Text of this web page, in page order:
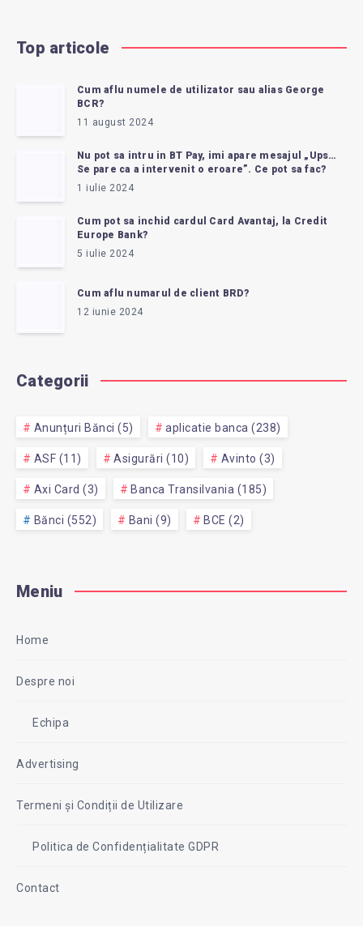
Top articole
Cum aflu numele de utilizator sau alias George
BCR?
11 august 2024
Nu pot sa intru in BT Pay, imi apare mesajul „Ups…
Se pare ca a intervenit o eroare”. Ce pot sa fac?
1 iulie 2024
Cum pot sa inchid cardul Card Avantaj, la Credit
Europe Bank?
5 iulie 2024
Cum aflu numarul de client BRD?
12 iunie 2024
Categorii
Anunțuri Bănci (5) aplicatie banca (238)
ASF (11) Asigurări (10) Avinto (3)
Axi Card (3) Banca Transilvania (185)
Bănci (552) Bani (9) BCE (2)
Meniu
Home
Despre noi
Echipa
Advertising
Termeni și Condiții de Utilizare
Politica de Confidențialitate GDPR
Contact